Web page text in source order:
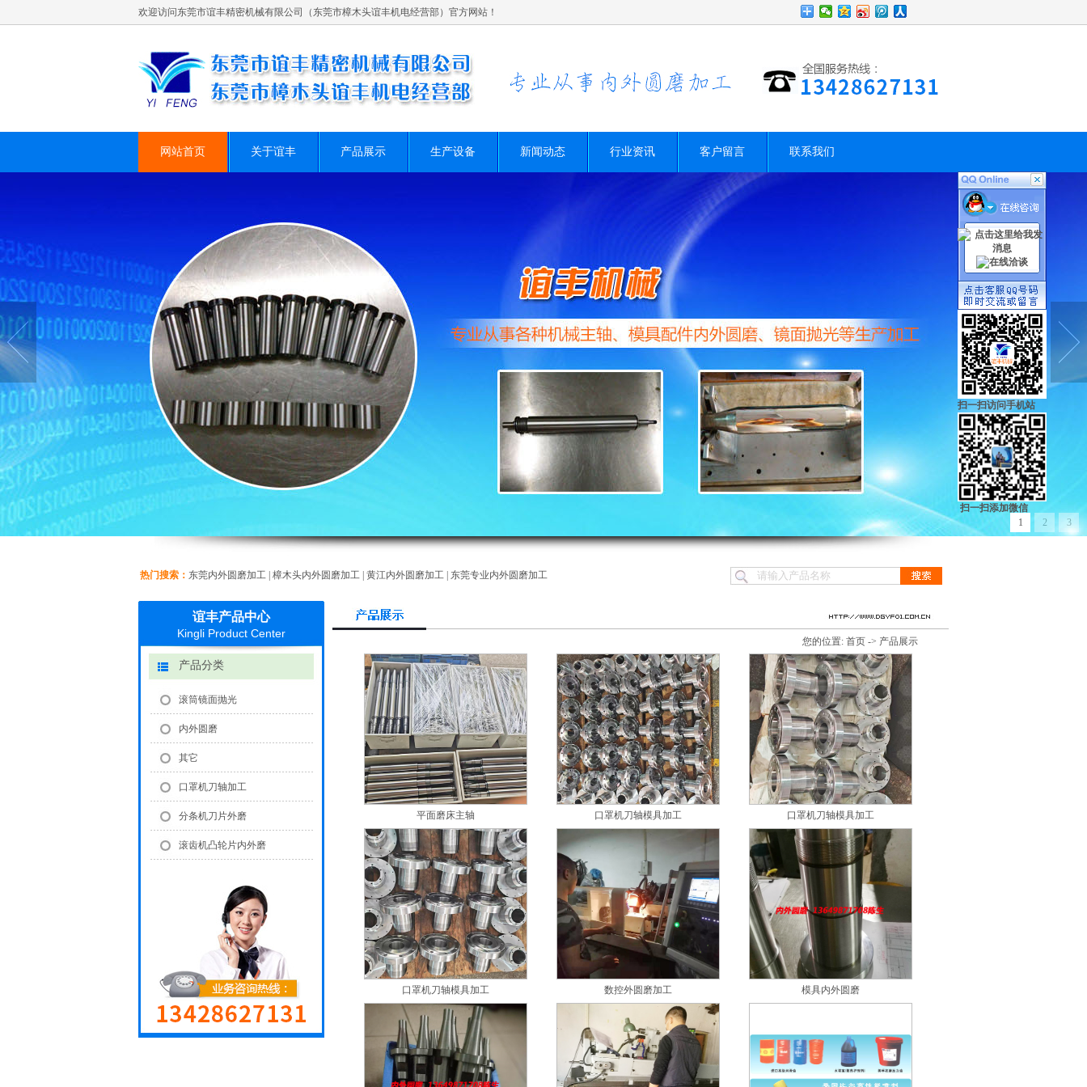
欢迎访问东莞市谊丰精密机械有限公司（东莞市樟木头谊丰机电经营部）官方网站！
网站首页 关于谊丰 产品展示 生产设备 新闻动态 行业资讯 客户留言 联系我们
1 2 3
热门搜索： 东莞内外圆磨加工 樟木头内外圆磨加工 黄江内外圆磨加工 东莞专业内外圆磨加工
谊丰产品中心
Kingli Product Center
产品分类
滚筒镜面抛光
内外圆磨
其它
口罩机刀轴加工
分条机刀片外磨
滚齿机凸轮片内外磨
您的位置: 首页-> 产品展示
平面磨床主轴 口罩机刀轴模具加工 口罩机刀轴模具加工
口罩机刀轴模具加工 数控外圆磨加工 模具内外圆磨
扫一扫访问手机站
扫一扫添加微信